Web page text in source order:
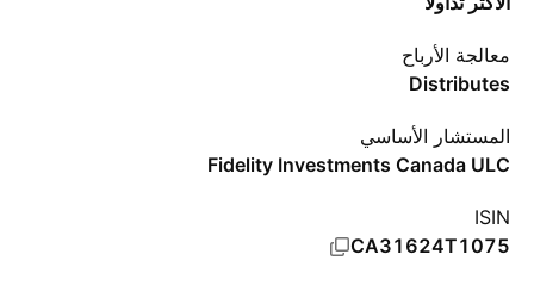
معالجة الأرباح
Distributes
المستشار الأساسي
Fidelity Investments Canada ULC
ISIN
CA31624T1075